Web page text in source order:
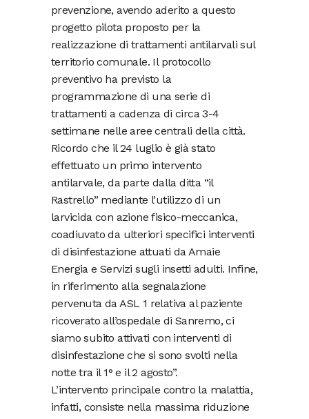
prevenzione, avendo aderito a questo
progetto pilota proposto per la
realizzazione di trattamenti antilarvali sul
territorio comunale. Il protocollo
preventivo ha previsto la
programmazione di una serie di
trattamenti a cadenza di circa 3-4
settimane nelle aree centrali della città.
Ricordo che il 24 luglio è già stato
effettuato un primo intervento
antilarvale, da parte dalla ditta “il
Rastrello” mediante l’utilizzo di un
larvicida con azione fisico-meccanica,
coadiuvato da ulteriori specifici interventi
di disinfestazione attuati da Amaie
Energia e Servizi sugli insetti adulti. Infine,
in riferimento alla segnalazione
pervenuta da ASL 1 relativa al paziente
ricoverato all’ospedale di Sanremo, ci
siamo subito attivati con interventi di
disinfestazione che si sono svolti nella
notte tra il 1° e il 2 agosto”.
L’intervento principale contro la malattia,
infatti, consiste nella massima riduzione